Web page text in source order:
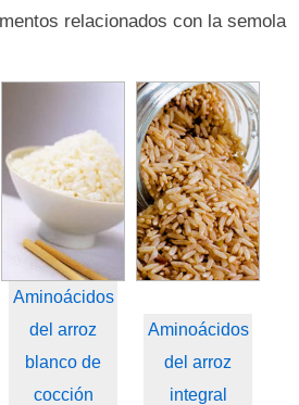
relacionados con la semola
Aminoácidos
del arroz
blanco de
cocción
Aminoácidos
del arroz
integral